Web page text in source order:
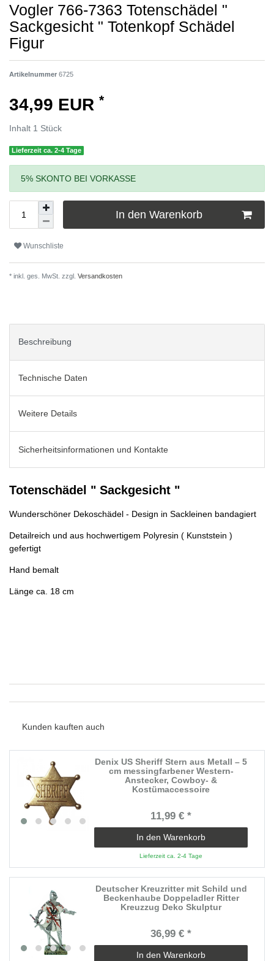
Vogler 766-7363 Totenschädel "
Sackgesicht " Totenkopf Schädel
Figur
Artikelnummer 6725
34,99 EUR *
Inhalt 1 Stück
Lieferzeit ca. 2-4 Tage
5% SKONTO BEI VORKASSE
In den Warenkorb
Wunschliste
* inkl. ges. MwSt. zzgl. Versandkosten
Beschreibung
Technische Daten
Weitere Details
Sicherheitsinformationen und Kontakte
Totenschädel " Sackgesicht "
Wunderschöner Dekoschädel - Design in Sackleinen bandagiert
Detailreich und aus hochwertigem Polyresin ( Kunststein )
gefertigt
Hand bemalt
Länge ca. 18 cm
Kunden kauften auch
Denix US Sheriff Stern aus Metall – 5
cm messingfarbener Western-
Anstecker, Cowboy- &
Kostümaccessoire
11,99 € *
In den Warenkorb
Lieferzeit ca. 2-4 Tage
Deutscher Kreuzritter mit Schild und
Beckenhaube Doppeladler Ritter
Kreuzzug Deko Skulptur
36,99 € *
In den Warenkorb